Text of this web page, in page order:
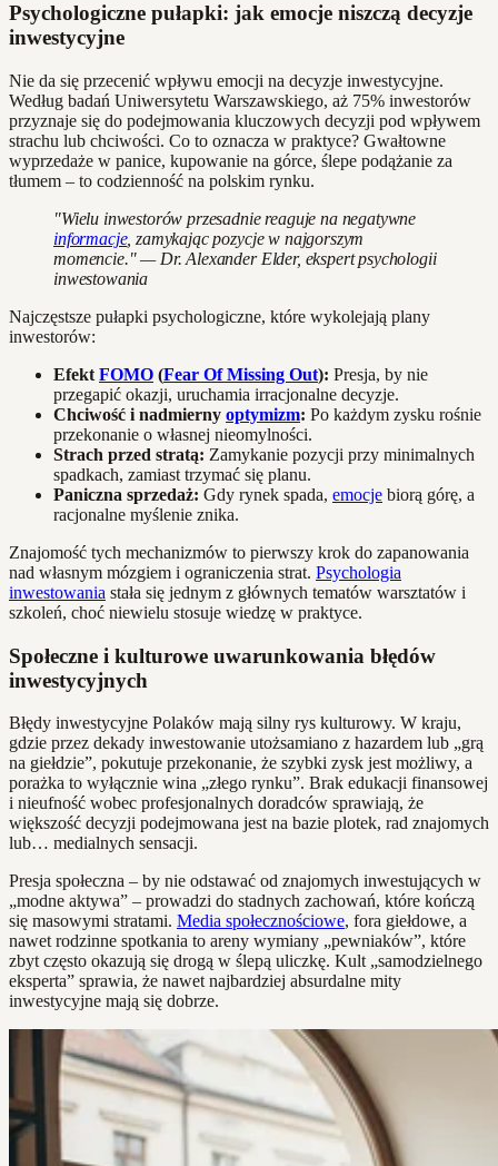
Psychologiczne pułapki: jak emocje niszczą decyzje
inwestycyjne
Nie da się przecenić wpływu emocji na decyzje inwestycyjne.
Według badań Uniwersytetu Warszawskiego, aż 75% inwestorów
przyznaje się do podejmowania kluczowych decyzji pod wpływem
strachu lub chciwości. Co to oznacza w praktyce? Gwałtowne
wyprzedaże w panice, kupowanie na górce, ślepe podążanie za
tłumem – to codzienność na polskim rynku.
"Wielu inwestorów przesadnie reaguje na negatywne
informacje, zamykając pozycje w najgorszym
momencie." — Dr. Alexander Elder, ekspert psychologii
inwestowania
Najczęstsze pułapki psychologiczne, które wykolejają plany
inwestorów:
Efekt FOMO (Fear Of Missing Out): Presja, by nie
przegapić okazji, uruchamia irracjonalne decyzje.
Chciwość i nadmierny optymizm: Po każdym zysku rośnie
przekonanie o własnej nieomylności.
Strach przed stratą: Zamykanie pozycji przy minimalnych
spadkach, zamiast trzymać się planu.
Paniczna sprzedaż: Gdy rynek spada, emocje biorą górę, a
racjonalne myślenie znika.
Znajomość tych mechanizmów to pierwszy krok do zapanowania
nad własnym mózgiem i ograniczenia strat. Psychologia
inwestowania stała się jednym z głównych tematów warsztatów i
szkoleń, choć niewielu stosuje wiedzę w praktyce.
Społeczne i kulturowe uwarunkowania błędów
inwestycyjnych
Błędy inwestycyjne Polaków mają silny rys kulturowy. W kraju,
gdzie przez dekady inwestowanie utożsamiano z hazardem lub „grą
na giełdzie”, pokutuje przekonanie, że szybki zysk jest możliwy, a
porażka to wyłącznie wina „złego rynku”. Brak edukacji finansowej
i nieufność wobec profesjonalnych doradców sprawiają, że
większość decyzji podejmowana jest na bazie plotek, rad znajomych
lub… medialnych sensacji.
Presja społeczna – by nie odstawać od znajomych inwestujących w
„modne aktywa” – prowadzi do stadnych zachowań, które kończą
się masowymi stratami. Media społecznościowe, fora giełdowe, a
nawet rodzinne spotkania to areny wymiany „pewniaków”, które
zbyt często okazują się drogą w ślepą uliczkę. Kult „samodzielnego
eksperta” sprawia, że nawet najbardziej absurdalne mity
inwestycyjne mają się dobrze.